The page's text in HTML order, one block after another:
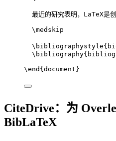
最近的研究表明，LaTeX是
\medskip
\bibliographystyle
\bibliography
\end { document }
CiteDrive：为
BibLaTeX